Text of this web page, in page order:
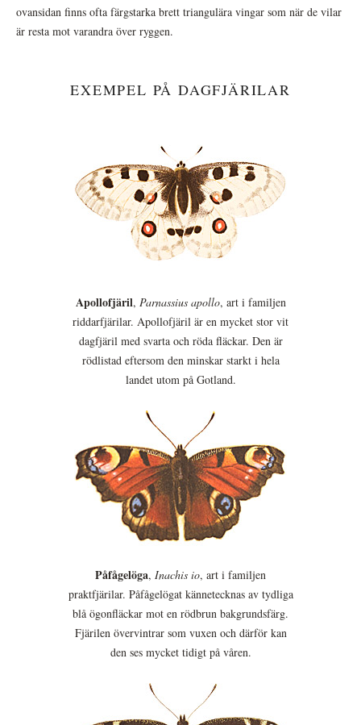
ovansidan finns ofta färgstarka brett triangulära vingar som när de vilar
är resta mot varandra över ryggen.
EXEMPEL PÅ DAGFJÄRILAR
Apollofjäril, Parnassius apollo, art i familjen
riddarfjärilar. Apollofjäril är en mycket stor vit
dagfjäril med svarta och röda fläckar. Den är
rödlistad eftersom den minskar starkt i hela
landet utom på Gotland.
Påfågelöga, Inachis io, art i familjen
praktfjärilar. Påfågelögat kännetecknas av tydliga
blå ögonfläckar mot en rödbrun bakgrundsfärg.
Fjärilen övervintrar som vuxen och därför kan
den ses mycket tidigt på våren.